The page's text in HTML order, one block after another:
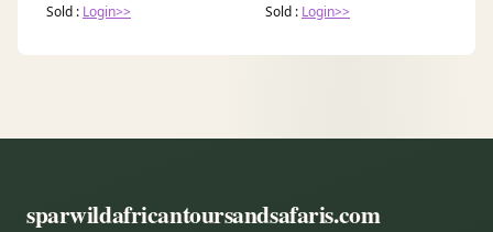
Sold : Login>>
Sold : Login>>
sparwildafricantoursandsafaris.com